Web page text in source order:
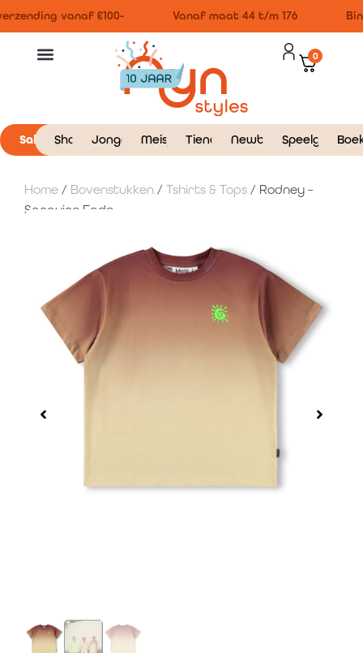
vanaf €100- Vanaf maat 44 t/m 176
0
Sale Shop JongensMeisjes Tieners NewbornSpeelgoed
Home / Bovenstukken / Tshirts & Tops / Rodney –
Sanguine Fade